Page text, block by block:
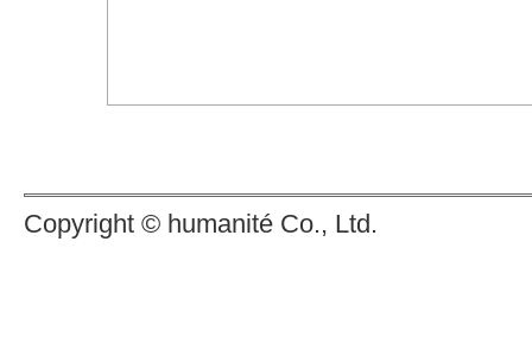
Copyright © humanité Co., Ltd.